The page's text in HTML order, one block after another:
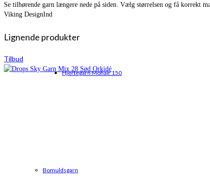
Hjertegarn Mohair 150
Bomuldsgarn
Se tilhørende garn længere nede på siden. Vælg størrelsen og få korrekt
Viking DesignInd
Lignende produkter
Tilbud